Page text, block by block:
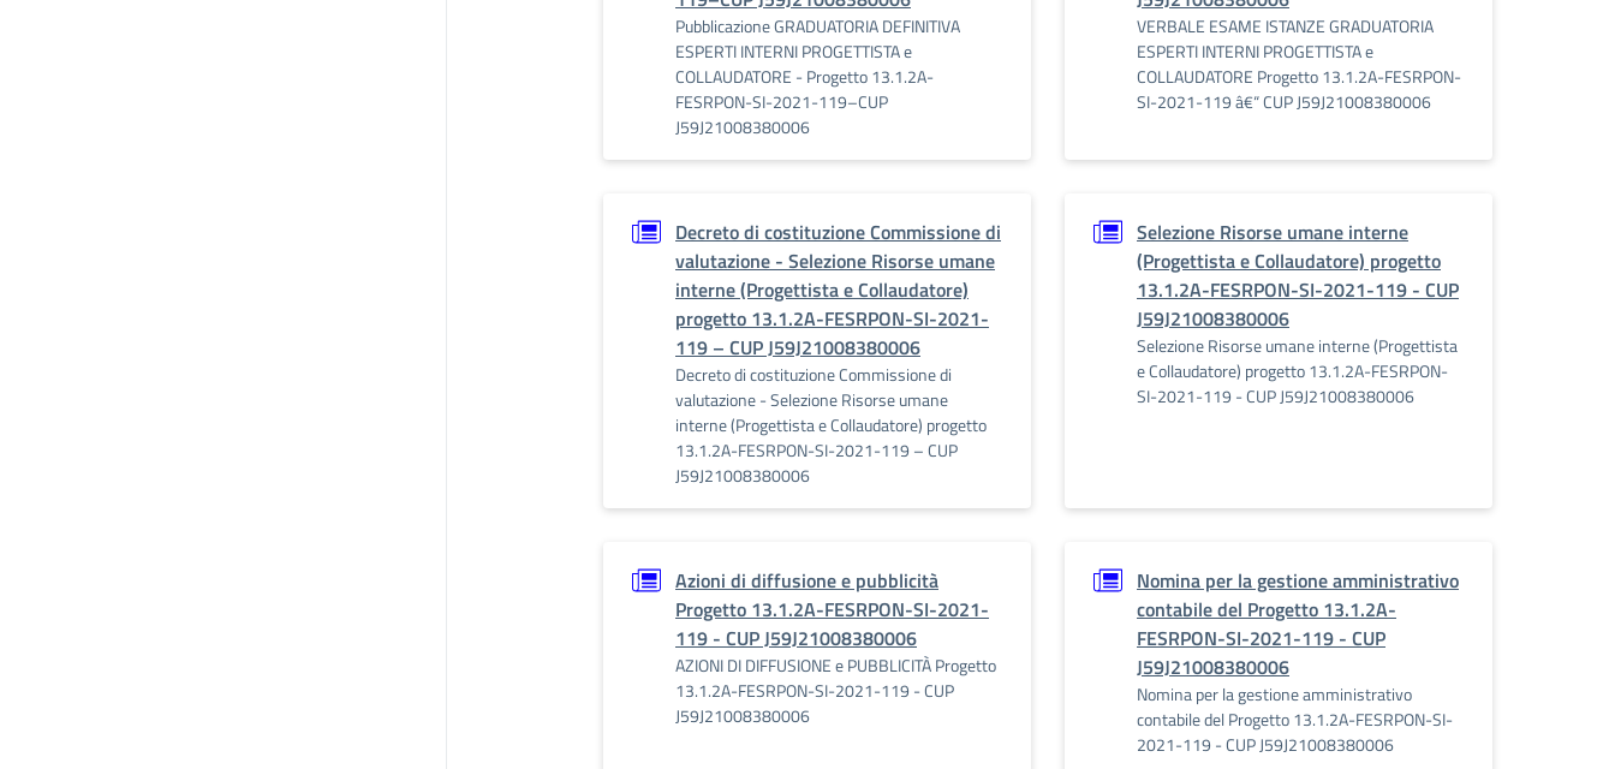
Pubblicazione GRADUATORIA DEFINITIVA
ESPERTI INTERNI PROGETTISTA e
COLLAUDATORE - Progetto 13.1.2A-
FESRPON-SI-2021-119–CUP
J59J21008380006
VERBALE ESAME ISTANZE GRADUATORIA
ESPERTI INTERNI PROGETTISTA e
COLLAUDATORE Progetto 13.1.2A-FESRPON-
SI-2021-119 â€“ CUP J59J21008380006
Decreto di costituzione Commissione di
valutazione - Selezione Risorse umane
interne (Progettista e Collaudatore)
progetto 13.1.2A-FESRPON-SI-2021-
119 – CUP J59J21008380006
Decreto di costituzione Commissione di
valutazione - Selezione Risorse umane
interne (Progettista e Collaudatore) progetto
13.1.2A-FESRPON-SI-2021-119 – CUP
J59J21008380006
Selezione Risorse umane interne
(Progettista e Collaudatore) progetto
13.1.2A-FESRPON-SI-2021-119 - CUP
J59J21008380006
Selezione Risorse umane interne (Progettista
e Collaudatore) progetto 13.1.2A-FESRPON-
SI-2021-119 - CUP J59J21008380006
Azioni di diffusione e pubblicità
Progetto 13.1.2A-FESRPON-SI-2021-
119 - CUP J59J21008380006
AZIONI DI DIFFUSIONE e PUBBLICITÀ Progetto
13.1.2A-FESRPON-SI-2021-119 - CUP
J59J21008380006
Nomina per la gestione amministrativo
contabile del Progetto 13.1.2A-
FESRPON-SI-2021-119 - CUP
J59J21008380006
Nomina per la gestione amministrativo
contabile del Progetto 13.1.2A-FESRPON-SI-
2021-119 - CUP J59J21008380006